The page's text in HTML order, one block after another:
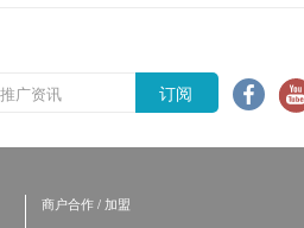
订阅
商户合作 / 加盟